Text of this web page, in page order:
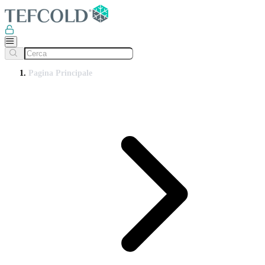
Pagina Principale